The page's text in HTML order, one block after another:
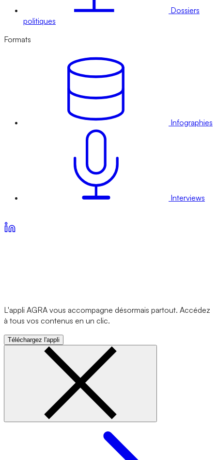
Dossiers
politiques
Formats
Infographies
Interviews
L'appli AGRA vous accompagne désormais partout. Accédez
à tous vos contenus en un clic.
Téléchargez l'appli